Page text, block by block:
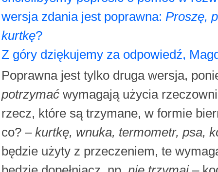
wersja zdania jest poprawna: Proszę,
kurtkę?
Z góry dziękujemy za odpowiedź,
Poprawna jest tylko druga wersja,
potrzymać wymagają użycia
rzecz, które są trzymane, w formie
co? – kurtkę, wnuka, termometr, psa,
będzie użyty z przeczeniem, te